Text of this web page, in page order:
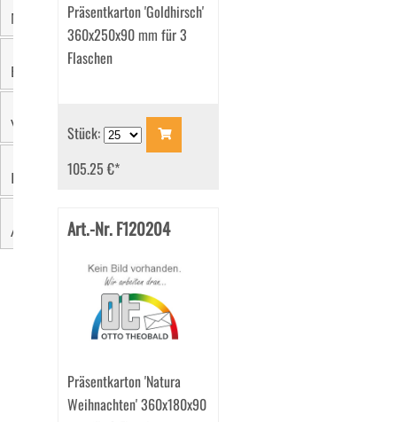
Motiv
Einzelgewicht
Verpackungseinheit
Innenfarbe
Aussendruck
Präsentkarton 'Goldhirsch'
360x250x90 mm für 3
Flaschen
Stück:
105.25 €*
Art.-Nr. F120204
Präsentkarton 'Natura
Weihnachten' 360x180x90